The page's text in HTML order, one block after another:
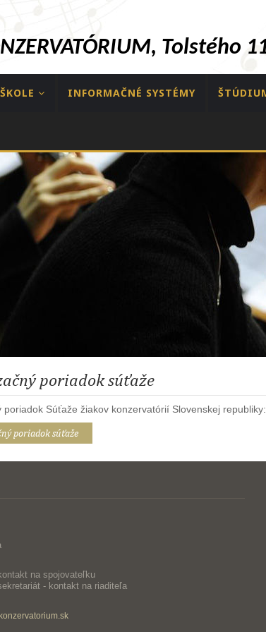
Tolstého
INFORMAČNÉ SYSTÉMY
poriadok súťaže
poriadok Súťaže žiakov konzervatórií Slovenskej republiky:
poriadok súťaže
na spojovateľku
- kontakt na riaditeľa